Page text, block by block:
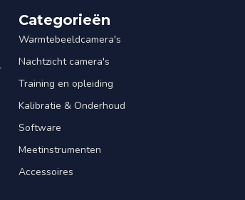
Categorieën
Warmtebeeldcamera's
Nachtzicht camera's
Training en opleiding
Kalibratie & Onderhoud
Software
Meetinstrumenten
Accessoires